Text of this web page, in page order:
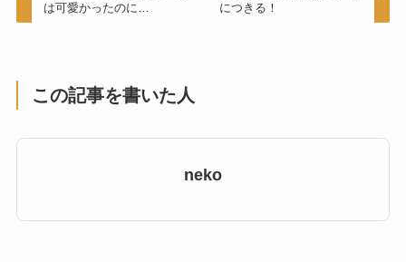
は可愛かったのに…
につきる！
この記事を書いた人
neko